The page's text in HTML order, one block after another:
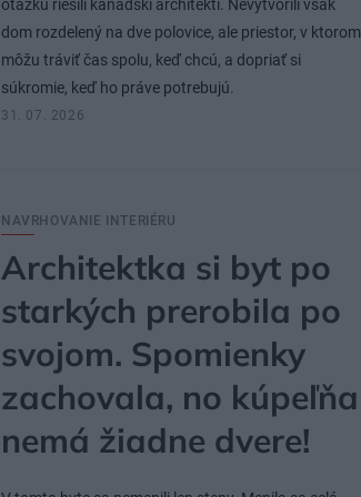
otázku riešili kanadskí architekti. Nevytvorili však
dom rozdelený na dve polovice, ale priestor, v ktorom
môžu tráviť čas spolu, keď chcú, a dopriať si
súkromie, keď ho práve potrebujú.
31. 07. 2026
NAVRHOVANIE INTERIÉRU
Architektka si byt po
starkých prerobila po
svojom. Spomienky
zachovala, no kúpeľňa
nemá žiadne dvere!